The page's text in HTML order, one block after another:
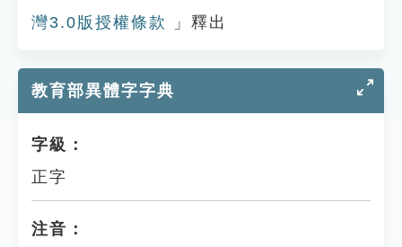
灣3.0版授權條款
」釋出
教育部異體字字典
字級：
正字
注音：